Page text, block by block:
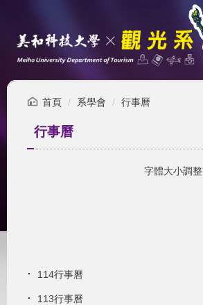
容
首頁 系學會 行事曆
行事曆
字體大小調整
114行事曆
113行事曆